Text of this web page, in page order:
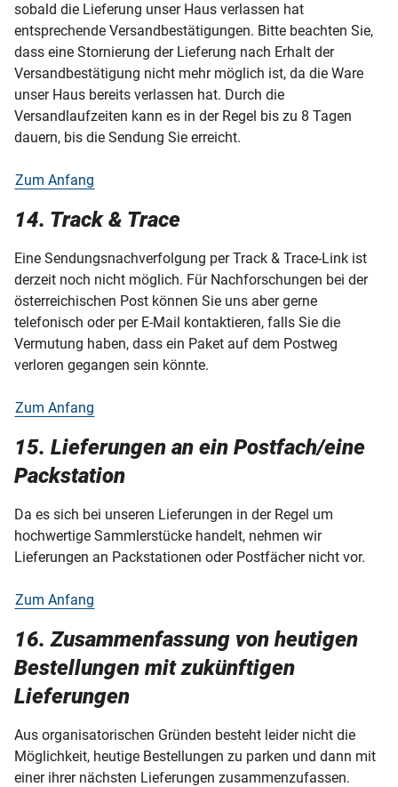
sobald die Lieferung unser Haus verlassen hat
entsprechende Versandbestätigungen. Bitte beachten Sie,
dass eine Stornierung der Lieferung nach Erhalt der
Versandbestätigung nicht mehr möglich ist, da die Ware
unser Haus bereits verlassen hat. Durch die
Versandlaufzeiten kann es in der Regel bis zu 8 Tagen
dauern, bis die Sendung Sie erreicht.
Zum Anfang
14. Track & Trace
Eine Sendungsnachverfolgung per Track & Trace-Link ist
derzeit noch nicht möglich. Für Nachforschungen bei der
österreichischen Post können Sie uns aber gerne
telefonisch oder per E-Mail kontaktieren, falls Sie die
Vermutung haben, dass ein Paket auf dem Postweg
verloren gegangen sein könnte.
Zum Anfang
15. Lieferungen an ein Postfach/eine
Packstation
Da es sich bei unseren Lieferungen in der Regel um
hochwertige Sammlerstücke handelt, nehmen wir
Lieferungen an Packstationen oder Postfächer nicht vor.
Zum Anfang
16. Zusammenfassung von heutigen
Bestellungen mit zukünftigen
Lieferungen
Aus organisatorischen Gründen besteht leider nicht die
Möglichkeit, heutige Bestellungen zu parken und dann mit
einer ihrer nächsten Lieferungen zusammenzufassen.